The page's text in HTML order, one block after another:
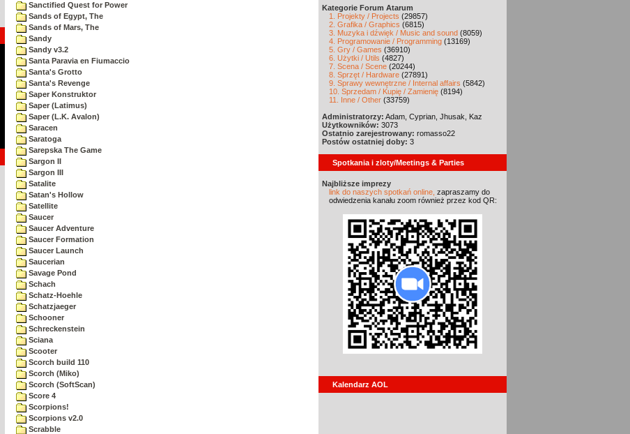
Sanctified Quest for Power
Sands of Egypt, The
Sands of Mars, The
Sandy
Sandy v3.2
Santa Paravia en Fiumaccio
Santa's Grotto
Santa's Revenge
Saper Konstruktor
Saper (Latimus)
Saper (L.K. Avalon)
Saracen
Saratoga
Sarepska The Game
Sargon II
Sargon III
Satalite
Satan's Hollow
Satellite
Saucer
Saucer Adventure
Saucer Formation
Saucer Launch
Saucerian
Savage Pond
Schach
Schatz-Hoehle
Schatzjaeger
Schooner
Schreckenstein
Sciana
Scooter
Scorch build 110
Scorch (Miko)
Scorch (SoftScan)
Score 4
Scorpions!
Scorpions v2.0
Scrabble
Kategorie Forum Atarum
1. Projekty / Projects (29857)
2. Grafika / Graphics (6815)
3. Muzyka i dźwięk / Music and sound (8059)
4. Programowanie / Programming (13169)
5. Gry / Games (36910)
6. Użytki / Utils (4827)
7. Scena / Scene (20244)
8. Sprzęt / Hardware (27891)
9. Sprawy wewnętrzne / Internal affairs (5842)
10. Sprzedam / Kupię / Zamienię (8194)
11. Inne / Other (33759)
Administratorzy: Adam, Cyprian, Jhusak, Kaz
Użytkowników: 3073
Ostatnio zarejestrowany: romasso22
Postów ostatniej doby: 3
Spotkania i zloty/Meetings & Parties
Najbliższe imprezy
link do naszych spotkań online, zapraszamy do
odwiedzenia kanału zoom również przez kod QR:
Kalendarz AOL